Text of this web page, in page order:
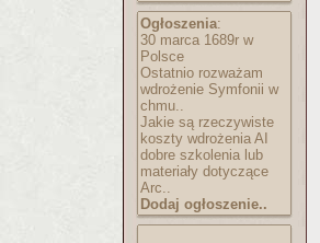
Ogłoszenia:
30 marca 1689r w
Polsce
Ostatnio rozważam
wdrożenie Symfonii w
chmu..
Jakie są rzeczywiste
koszty wdrożenia AI
dobre szkolenia lub
materiały dotyczące
Arc..
Dodaj ogłoszenie..